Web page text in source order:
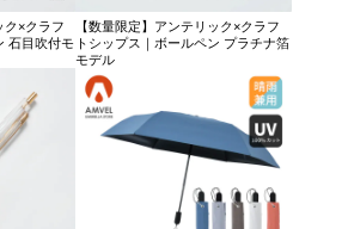
ク×クラフ
石目吹付モ
【数量限定】アンテリック×クラフ
トシップス｜ボールペン プラチナ箔
モデル